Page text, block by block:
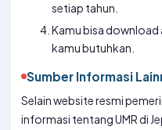
setiap tahun.
Kamu bisa download
kamu butuhkan.
Sumber Informasi
Selain website resmi
informasi tentang UMR di